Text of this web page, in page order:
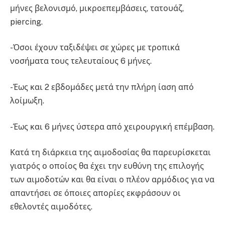
μήνες βελονισμό, μικροεπεμβάσεις, τατουάζ,
piercing.
-Όσοι έχουν ταξιδέψει σε χώρες με τροπικά
νοσήματα τους τελευταίους 6 μήνες.
-Έως και 2 εβδομάδες μετά την πλήρη ίαση από
λοίμωξη.
-Έως και 6 μήνες ύστερα από χειρουργική επέμβαση.
Κατά τη διάρκεια της αιμοδοσίας θα παρευρίσκεται
γιατρός ο οποίος θα έχει την ευθύνη της επιλογής
των αιμοδοτών και θα είναι ο πλέον αρμόδιος για να
απαντήσει σε όποιες απορίες εκφράσουν οι
εθελοντές αιμοδότες.